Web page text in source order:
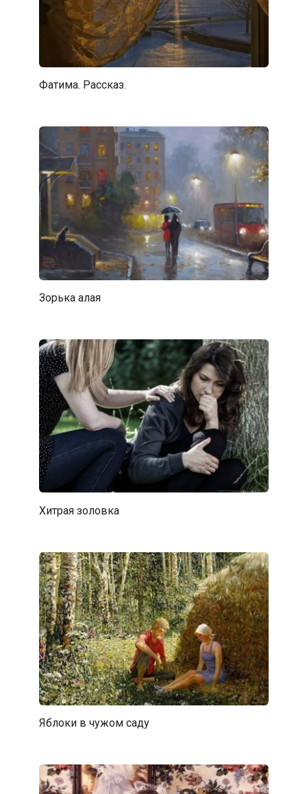
Фатима. Рассказ.
Зорька алая
Хитрая золовка
Яблоки в чужом саду